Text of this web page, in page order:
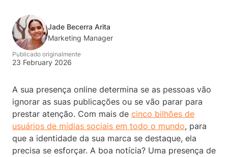
Jade Becerra Arita
Marketing Manager
Publicado originalmente
23 February 2026
A sua presença online determina se as pessoas vão
ignorar as suas publicações ou se vão parar para
prestar atenção. Com mais de cinco bilhões de
usuários de mídias sociais em todo o mundo, para
que a identidade da sua marca se destaque, ela
precisa se esforçar. A boa notícia? Uma presença de